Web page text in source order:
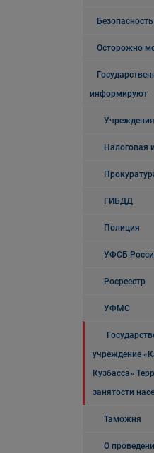
Осторожно
информируют
Налоговая
ГИБДД
Полиция
УФСБ
Росреестр
УФМС
учреждение
Кузбасса»
занятости
Таможня
О